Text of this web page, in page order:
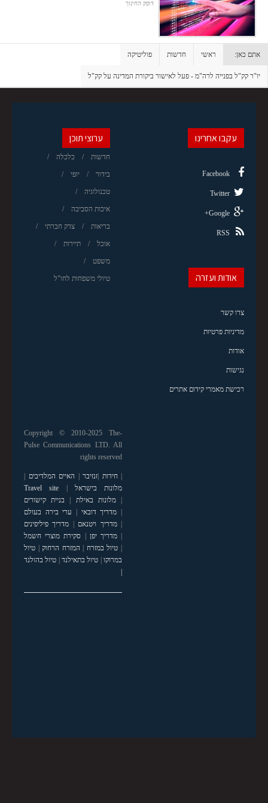
דופק החינוך
אתם כאן: ראשי חדשות פוליטיקה
יו"ר קק"ל בפנייה לרה"מ - פעל לאישור ביקורת המדינה על קק"ל
ערוצי תוכן
חדשות כלכלה
בידור יופי
טכנולוגיה
איכות הסביבה
בריאות צדק חברתי
אוכל תיירות
משפט
טיולי משפחות לחו"ל
עקבו אחרינו
Facebook
Twitter
Google+
RSS
אודות ועזרה
צרו קשר
מדיניות פרטיות
אודות
נגישות
רכישת מאמרי קידום אתרים
Copyright © 2010-2025 The-
Pulse Communications LTD. All
rights reserved
|חידות |זנזיבר | האיים המלדיבים |
מלונות בישראל |
Travel site
|מלונות באילת | בניית קישורים
| מדריך דובאי | ערי בירה בעולם
|מדריך ויטנאם | מדריך פיליפינים
|מדריך יפן | סקירת מוצרי חשמל
| טיול במזרח | המזרח הרחוק| טיול
במרוקו| טיול בתאילנד| טיול בהולנד
|